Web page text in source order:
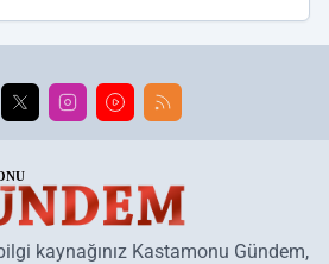
kaynağınız Kastamonu Gündem,